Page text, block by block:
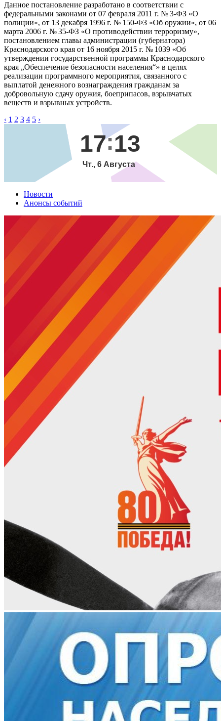
Данное постановление разработано в соответствии с
федеральными законами от 07 февраля 2011 г. № 3‑ФЗ «О
полиции», от 13 декабря 1996 г. № 150‑ФЗ «Об оружии», от 06
марта 2006 г. № 35‑ФЗ «О противодействии терроризму»,
постановлением главы администрации (губернатора)
Краснодарского края от 16 ноября 2015 г. № 1039 «Об
утверждении государственной программы Краснодарского
края „Обеспечение безопасности населения“» в целях
реализации программного мероприятия, связанного с
выплатой денежного вознаграждения гражданам за
добровольную сдачу оружия, боеприпасов, взрывчатых
веществ и взрывных устройств.
‹ 1 2 3 4 5 ›
17 13
Чт., 6 Августа
Новости
Анонсы событий